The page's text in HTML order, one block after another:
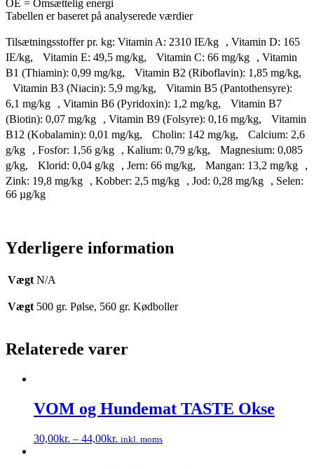
OE = Omsættelig energi
Tabellen er baseret på analyserede værdier
Tilsætningsstoffer pr. kg: Vitamin A: 2310 IE/kg , Vitamin D: 165
IE/kg, Vitamin E: 49,5 mg/kg, Vitamin C: 66 mg/kg , Vitamin
B1 (Thiamin): 0,99 mg/kg, Vitamin B2 (Riboflavin): 1,85 mg/kg,
Vitamin B3 (Niacin): 5,9 mg/kg, Vitamin B5 (Pantothensyre):
6,1 mg/kg , Vitamin B6 (Pyridoxin): 1,2 mg/kg, Vitamin B7
(Biotin): 0,07 mg/kg , Vitamin B9 (Folsyre): 0,16 mg/kg, Vitamin
B12 (Kobalamin): 0,01 mg/kg, Cholin: 142 mg/kg, Calcium: 2,6
g/kg , Fosfor: 1,56 g/kg , Kalium: 0,79 g/kg, Magnesium: 0,085
g/kg, Klorid: 0,04 g/kg , Jern: 66 mg/kg, Mangan: 13,2 mg/kg ,
Zink: 19,8 mg/kg , Kobber: 2,5 mg/kg , Jod: 0,28 mg/kg , Selen:
66 µg/kg
Yderligere information
Vægt N/A
Vægt 500 gr. Pølse, 560 gr. Kødboller
Relaterede varer
VOM og Hundemat TASTE Okse
30,00kr. – 44,00kr. inkl. moms